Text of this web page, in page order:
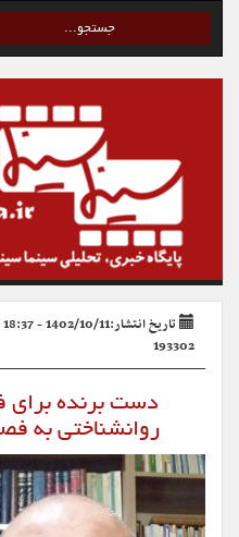
تاریخ انتشار:1402/10/11 - 18:37
193302
دست برنده
روانشناختی به